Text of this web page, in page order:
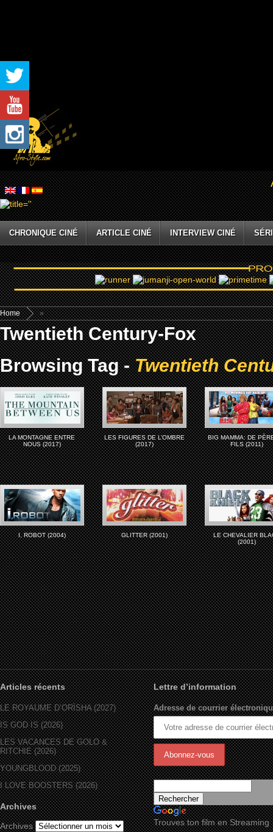
CHRONIQUE CINÉ ARTICLE CINÉ INTERVIEW CINÉ
Home »
Twentieth Century-Fox
Browsing Tag -Twentieth
LA MONTAGNE ENTRE
NOUS (2017)
LES FIGURES DE L’OMBRE
(2017)
BIG MAMMA: DE
FILS (2011)
I, ROBOT (2004) GLITTER (2001)
LE CHEVALIER
(2001)
Articles récents
LE ROYAUME D’ORÏSHA (2027)
IS GOD IS (2026)
LES VACANCES DE GOLO &
RITCHIE (2026)
YOUNGBLOOD (2025)
I LOVE BOOSTERS (2026)
Archives
Archives
Lettre d’information
Adresse de courrier
Trouves ton film en Streaming